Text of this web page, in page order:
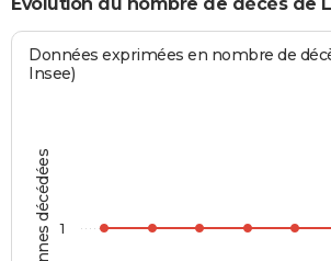
Evolution du nombre de décès de
Personnes décédées
Données exprimées en nombre de
Insee)
1